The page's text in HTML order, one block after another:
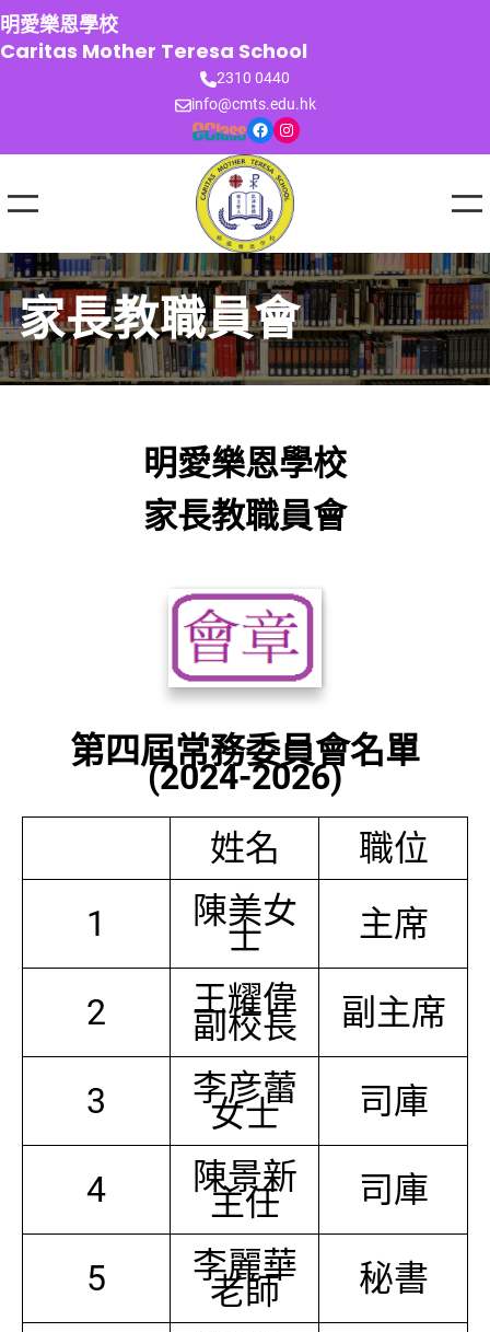
跳
至
主
明愛樂恩學校
Caritas Mother Teresa School
2310 0440
info@cmts.edu.hk
Facebook Instagram
家長教職員會
明愛樂恩學校
家長教職員會
第四屆常務委員會名單
(2024-2026)
姓名
職位
1
陳美女
士 主席
2 王耀偉
副校長 副主席
3 李彦蕾
女士 司庫
4 陳景新
主任 司庫
5 李麗華
老師 秘書